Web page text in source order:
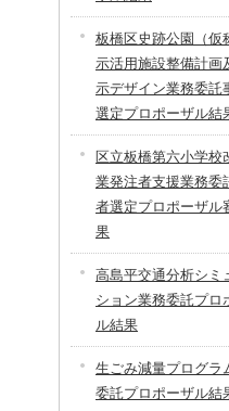
板橋区史跡公園（仮
示活用施設整備計画
示デザイン業務委託
選定プロポーザル結
区立板橋第六小学校
業発注者支援業務委
者選定プロポーザル
果
高島平交通分析シミ
ション業務委託プロ
ル結果
生ごみ減量プログラ
委託プロポーザル結